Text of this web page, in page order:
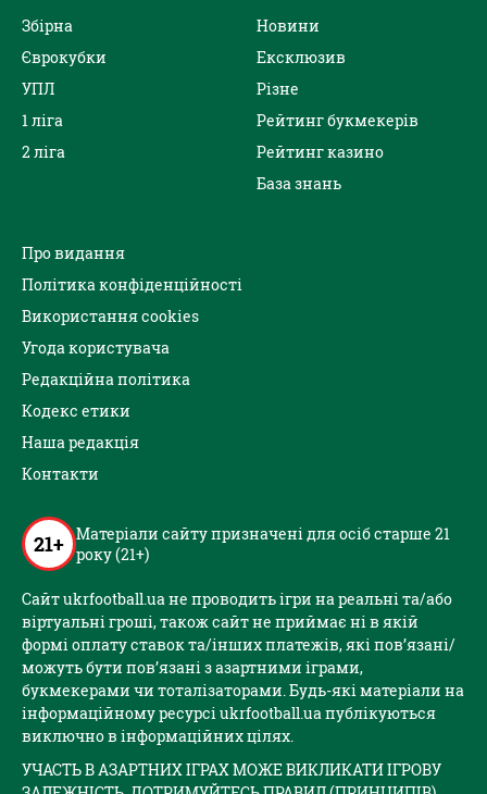
Збірна
Єврокубки
УПЛ
1 ліга
2 ліга
Новини
Ексклюзив
Різне
Рейтинг букмекерів
Рейтинг казино
База знань
Про видання
Політика конфіденційності
Використання cookies
Угода користувача
Редакційна політика
Кодекс етики
Наша редакція
Контакти
21+ Матеріали сайту призначені для осіб старше 21
року (21+)
Сайт ukrfootball.ua не проводить ігри на реальні та/або
віртуальні гроші, також сайт не приймає ні в якій
формі оплату ставок та/інших платежів, які пов’язані/
можуть бути пов’язані з азартними іграми,
букмекерами чи тоталізаторами. Будь-які матеріали на
інформаційному ресурсі ukrfootball.ua публікуються
виключно в інформаційних цілях.
УЧАСТЬ В АЗАРТНИХ ІГРАХ МОЖЕ ВИКЛИКАТИ ІГРОВУ